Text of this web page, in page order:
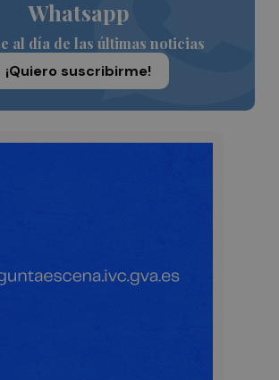
Whatsapp
al día de las últimas noticias
¡Quiero suscribirme!